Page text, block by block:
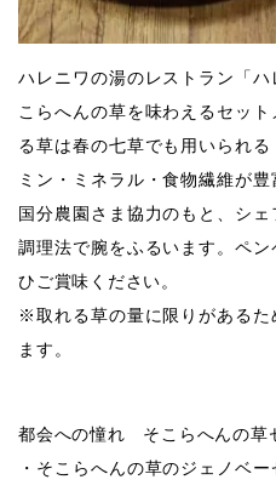
ハレニワの湯のレストラン「
こらへんの草を味わえるセッ
る草は春の七草でも用いられ
ミン・ミネラル・食物繊維が
国分農園さま協力のもと、シ
調理法で腕をふるいます。ペ
ひご賞味ください。
※取れる草の量に限りがあるた
ます。
都会への憧れ そこらへんの草
・そこらへんの草のジェノベ